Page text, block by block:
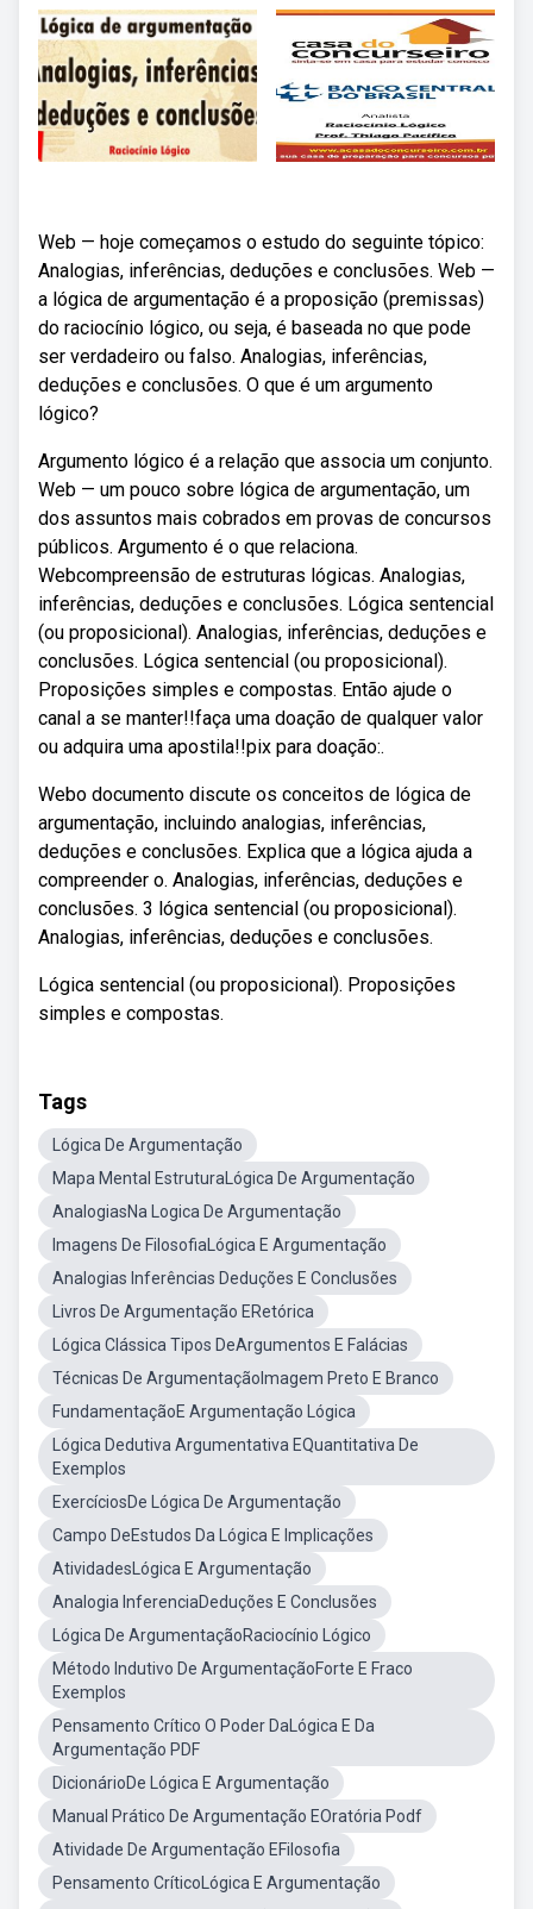
Web — hoje começamos o estudo do seguinte tópico:
Analogias, inferências, deduções e conclusões. Web —
a lógica de argumentação é a proposição (premissas)
do raciocínio lógico, ou seja, é baseada no que pode
ser verdadeiro ou falso. Analogias, inferências,
deduções e conclusões. O que é um argumento
lógico?
Argumento lógico é a relação que associa um conjunto.
Web — um pouco sobre lógica de argumentação, um
dos assuntos mais cobrados em provas de concursos
públicos. Argumento é o que relaciona.
Webcompreensão de estruturas lógicas. Analogias,
inferências, deduções e conclusões. Lógica sentencial
(ou proposicional). Analogias, inferências, deduções e
conclusões. Lógica sentencial (ou proposicional).
Proposições simples e compostas. Então ajude o
canal a se manter!!faça uma doação de qualquer valor
ou adquira uma apostila!!pix para doação:.
Webo documento discute os conceitos de lógica de
argumentação, incluindo analogias, inferências,
deduções e conclusões. Explica que a lógica ajuda a
compreender o. Analogias, inferências, deduções e
conclusões. 3 lógica sentencial (ou proposicional).
Analogias, inferências, deduções e conclusões.
Lógica sentencial (ou proposicional). Proposições
simples e compostas.
Tags
Lógica De Argumentação
Mapa Mental EstruturaLógica De Argumentação
AnalogiasNa Logica De Argumentação
Imagens De FilosofiaLógica E Argumentação
Analogias Inferências Deduções E Conclusões
Livros De Argumentação ERetórica
Lógica Clássica Tipos DeArgumentos E Falácias
Técnicas De ArgumentaçãoImagem Preto E Branco
FundamentaçãoE Argumentação Lógica
Lógica Dedutiva Argumentativa EQuantitativa De
Exemplos
ExercíciosDe Lógica De Argumentação
Campo DeEstudos Da Lógica E Implicações
AtividadesLógica E Argumentação
Analogia InferenciaDeduções E Conclusões
Lógica De ArgumentaçãoRaciocínio Lógico
Método Indutivo De ArgumentaçãoForte E Fraco
Exemplos
Pensamento Crítico O Poder DaLógica E Da
Argumentação PDF
DicionárioDe Lógica E Argumentação
Manual Prático De Argumentação EOratória Podf
Atividade De Argumentação EFilosofia
Pensamento CríticoLógica E Argumentação